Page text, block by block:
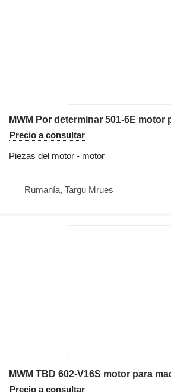
Precio a consultar
Piezas del motor - motor
Rumanía, Targu Mrues
MWM TBD 602-V16S motor para
Precio a consultar